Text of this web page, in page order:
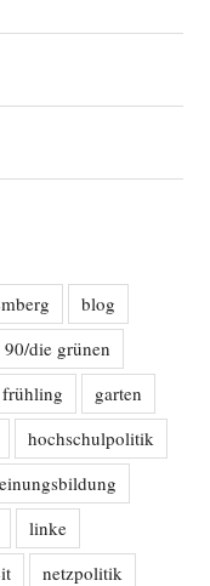
blog
die grünen
frühling
garten
hochschulpolitik
linke
netzpolitik